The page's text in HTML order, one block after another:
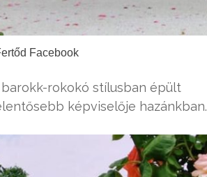
Facebook
rokokó stílusban épült
képviselője hazánkban.